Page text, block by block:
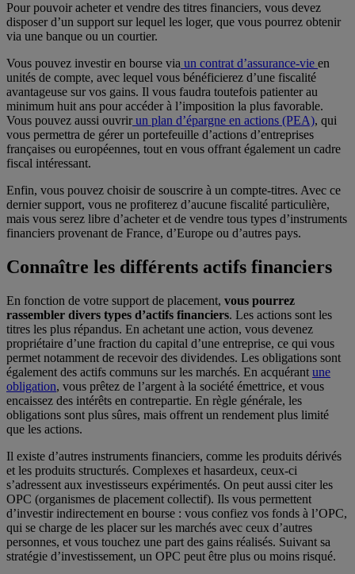
Pour pouvoir acheter et vendre des titres financiers, vous devez
disposer d’un support sur lequel les loger, que vous pourrez obtenir
via une banque ou un courtier.
Vous pouvez investir en bourse via un contrat d’assurance-vie en
unités de compte, avec lequel vous bénéficierez d’une fiscalité
avantageuse sur vos gains. Il vous faudra toutefois patienter au
minimum huit ans pour accéder à l’imposition la plus favorable.
Vous pouvez aussi ouvrirun plan d’épargne en actions (PEA), qui
vous permettra de gérer un portefeuille d’actions d’entreprises
françaises ou européennes, tout en vous offrant également un cadre
fiscal intéressant.
Enfin, vous pouvez choisir de souscrire à un compte-titres. Avec ce
dernier support, vous ne profiterez d’aucune fiscalité particulière,
mais vous serez libre d’acheter et de vendre tous types d’instruments
financiers provenant de France, d’Europe ou d’autres pays.
Connaître les différents actifs financiers
En fonction de votre support de placement, vous pourrez
rassembler divers types d’actifs financiers. Les actions sont les
titres les plus répandus. En achetant une action, vous devenez
propriétaire d’une fraction du capital d’une entreprise, ce qui vous
permet notamment de recevoir des dividendes. Les obligations sont
également des actifs communs sur les marchés. En acquérant une
obligation, vous prêtez de l’argent à la société émettrice, et vous
encaissez des intérêts en contrepartie. En règle générale, les
obligations sont plus sûres, mais offrent un rendement plus limité
que les actions.
Il existe d’autres instruments financiers, comme les produits dérivés
et les produits structurés. Complexes et hasardeux, ceux-ci
s’adressent aux investisseurs expérimentés. On peut aussi citer les
OPC (organismes de placement collectif). Ils vous permettent
d’investir indirectement en bourse : vous confiez vos fonds à l’OPC,
qui se charge de les placer sur les marchés avec ceux d’autres
personnes, et vous touchez une part des gains réalisés. Suivant sa
stratégie d’investissement, un OPC peut être plus ou moins risqué.